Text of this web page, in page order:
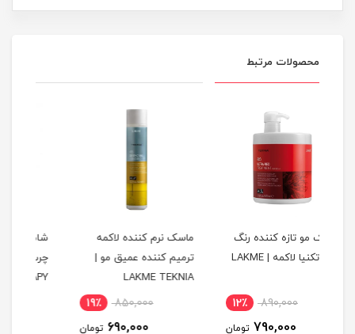
محصولات مرتبط
ماسک نرم کننده لاکمه
ترمیم کننده عمیق مو |
850,000
690,000
شامپو ضد شوره موهای
چرب لاکمه | LAKME
K.THERAPY
1,160,000
995,000